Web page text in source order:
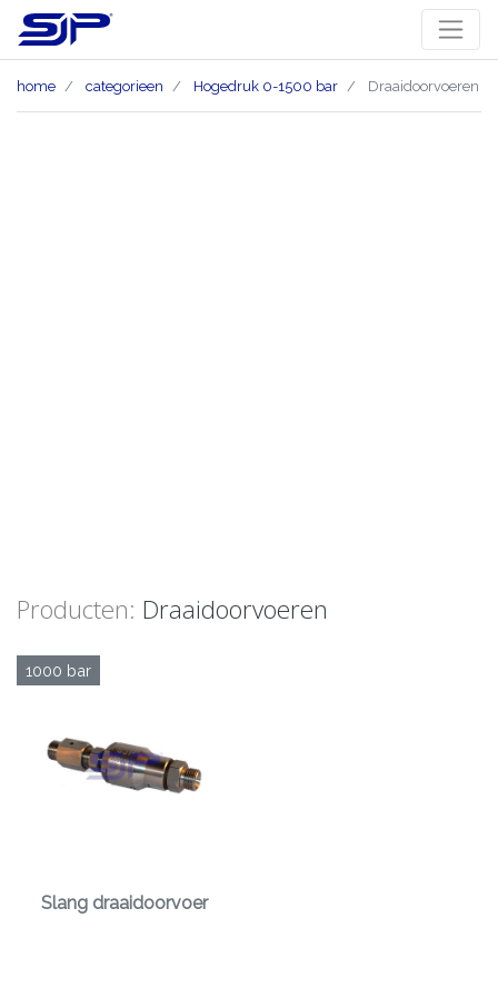
home categorieen Hogedruk 0-1500 bar Draaidoorvoeren
Producten: Draaidoorvoeren
1000 bar
Slang draaidoorvoer